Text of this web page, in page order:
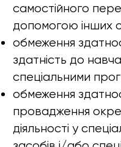
самостійного
допомогою інших
обмеження
здатність до
спеціальними
обмеження
провадження
діяльності у